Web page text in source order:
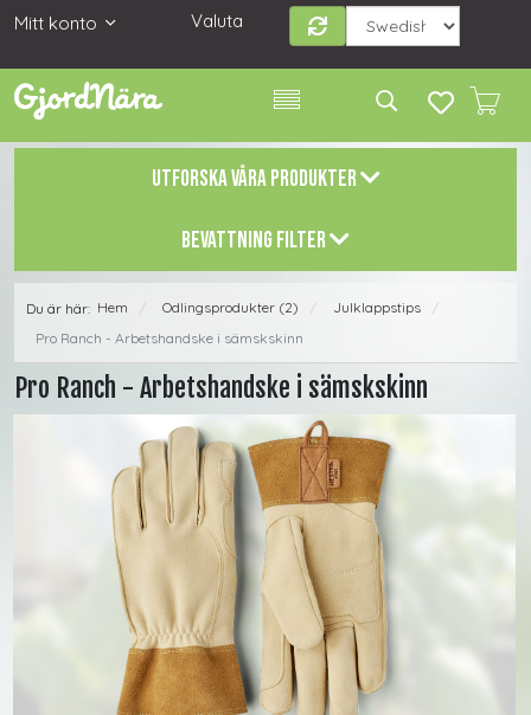
Mitt konto Valuta
UTFORSKA VÅRA PRODUKTER
BEVATTNING FILTER
Du är här: Hem / Odlingsprodukter (2) / Julklappstips
/
Pro Ranch - Arbetshandske i sämskskinn
Pro Ranch - Arbetshandske i sämskskinn